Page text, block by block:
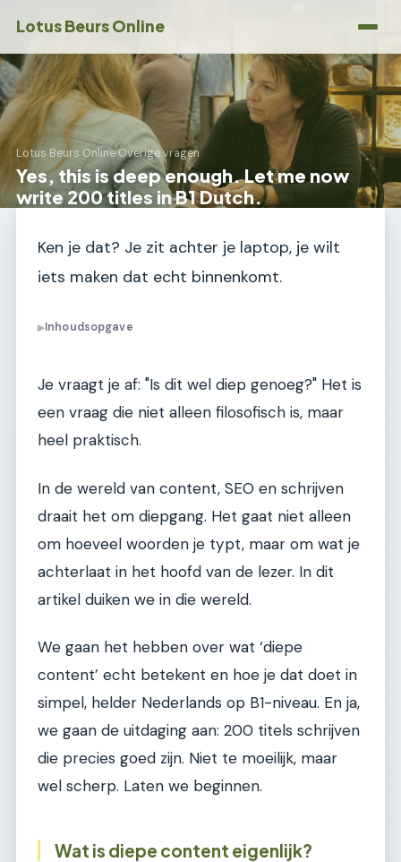
Lotus Beurs Online
Lotus Beurs Online›Overige vragen
Yes, this is deep enough. Let me now
write 200 titles in B1 Dutch.
Ken je dat? Je zit achter je laptop, je wilt
iets maken dat echt binnenkomt.
▶Inhoudsopgave
Je vraagt je af: "Is dit wel diep genoeg?" Het is
een vraag die niet alleen filosofisch is, maar
heel praktisch.
In de wereld van content, SEO en schrijven
draait het om diepgang. Het gaat niet alleen
om hoeveel woorden je typt, maar om wat je
achterlaat in het hoofd van de lezer. In dit
artikel duiken we in die wereld.
We gaan het hebben over wat ‘diepe
content’ echt betekent en hoe je dat doet in
simpel, helder Nederlands op B1-niveau. En ja,
we gaan de uitdaging aan: 200 titels schrijven
die precies goed zijn. Niet te moeilijk, maar
wel scherp. Laten we beginnen.
Wat is diepe content eigenlijk?